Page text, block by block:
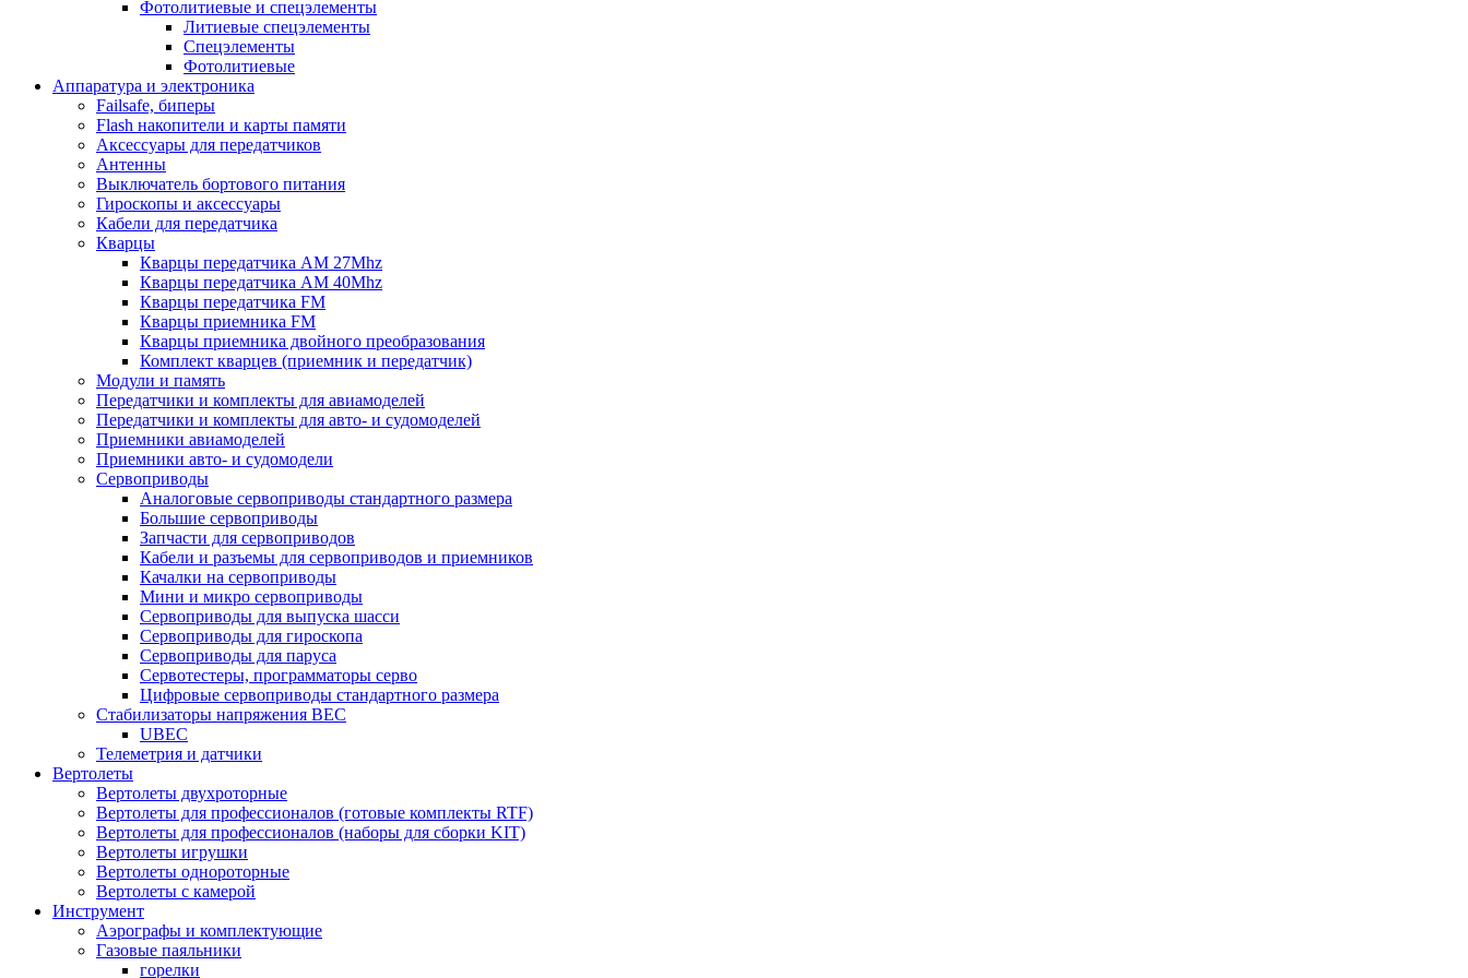
Фотолитиевые и спецэлементы
Литиевые спецэлементы
Спецэлементы
Фотолитиевые
Аппаратура и электроника
Failsafe, биперы
Flash накопители и карты памяти
Аксессуары для передатчиков
Антенны
Выключатель бортового питания
Гироскопы и аксессуары
Кабели для передатчика
Кварцы
Кварцы передатчика AM 27Mhz
Кварцы передатчика AM 40Mhz
Кварцы передатчика FM
Кварцы приемника FM
Кварцы приемника двойного преобразования
Комплект кварцев (приемник и передатчик)
Модули и память
Передатчики и комплекты для авиамоделей
Передатчики и комплекты для авто- и судомоделей
Приемники авиамоделей
Приемники авто- и судомодели
Сервоприводы
Аналоговые сервоприводы стандартного размера
Большие сервоприводы
Запчасти для сервоприводов
Кабели и разъемы для сервоприводов и приемников
Качалки на сервоприводы
Мини и микро сервоприводы
Сервоприводы для выпуска шасси
Сервоприводы для гироскопа
Сервоприводы для паруса
Сервотестеры, программаторы серво
Цифровые сервоприводы стандартного размера
Стабилизаторы напряжения BEC
UBEC
Телеметрия и датчики
Вертолеты
Вертолеты двухроторные
Вертолеты для профессионалов (готовые комплекты RTF)
Вертолеты для профессионалов (наборы для сборки KIT)
Вертолеты игрушки
Вертолеты однороторные
Вертолеты с камерой
Инструмент
Аэрографы и комплектующие
Газовые паяльники
горелки